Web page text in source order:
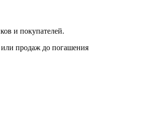
и покупателей.
продаж до погашения